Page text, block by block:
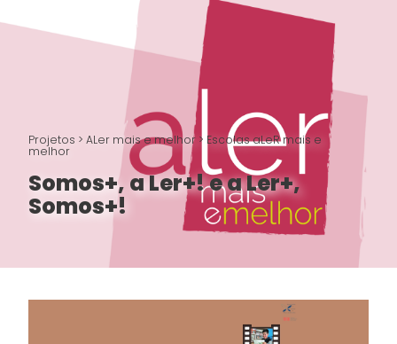
Projetos >ALer mais e melhor > Escolas aLeR mais e
melhor
Somos+, a Ler+! e a Ler+,
Somos+!